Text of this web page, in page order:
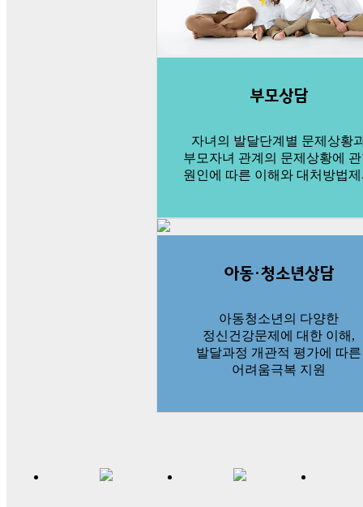
부모상담
자녀의 발달단계별 문제상황
부모자녀 관계의 문제상황에
원인에 따른 이해와 대처방법
아동·청소년상담
아동청소년의 다양한
정신건강문제에 대한 이해,
발달과정 개관적 평가에 따른
어려움극복 지원